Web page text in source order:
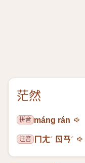
茫然
拼音 máng rán
注音 ㄇㄤˊ ㄖㄢˊ